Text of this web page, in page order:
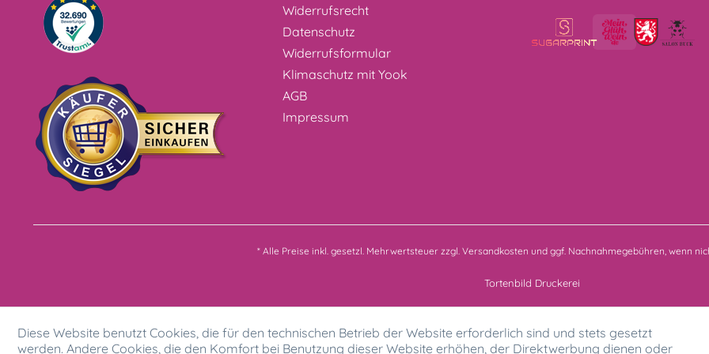
Widerrufsrecht
Datenschutz
Widerrufsformular
Klimaschutz mit Yook
AGB
Impressum
* Alle Preise inkl. gesetzl. Mehrwertsteuer zzgl. Versandkosten und ggf. Nachnahmegebühren, wenn
Tortenbild Druckerei
Diese Website benutzt Cookies, die für den technischen Betrieb der Website erforderlich sind und stets gesetzt
werden. Andere Cookies, die den Komfort bei Benutzung dieser Website erhöhen, der Direktwerbung dienen oder